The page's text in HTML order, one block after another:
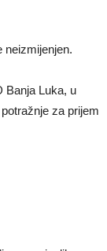
Banja Luka, u
za prijem